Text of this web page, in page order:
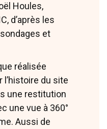
Houles,
d’après les
et
réalisée
l’histoire du site
une restitution
une vue à 360°
Aussi de